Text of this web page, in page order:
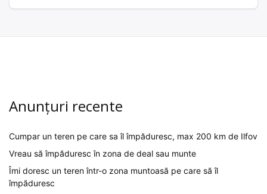
Anunțuri recente
Cumpar un teren pe care sa îl împăduresc, max 200 km de Ilfov
Vreau să împăduresc în zona de deal sau munte
Îmi doresc un teren într-o zona muntoasă pe care să îl
împăduresc